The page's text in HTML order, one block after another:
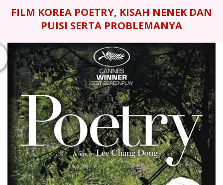
FILM KOREA POETRY, KISAH NENEK DAN
PUISI SERTA PROBLEMANYA